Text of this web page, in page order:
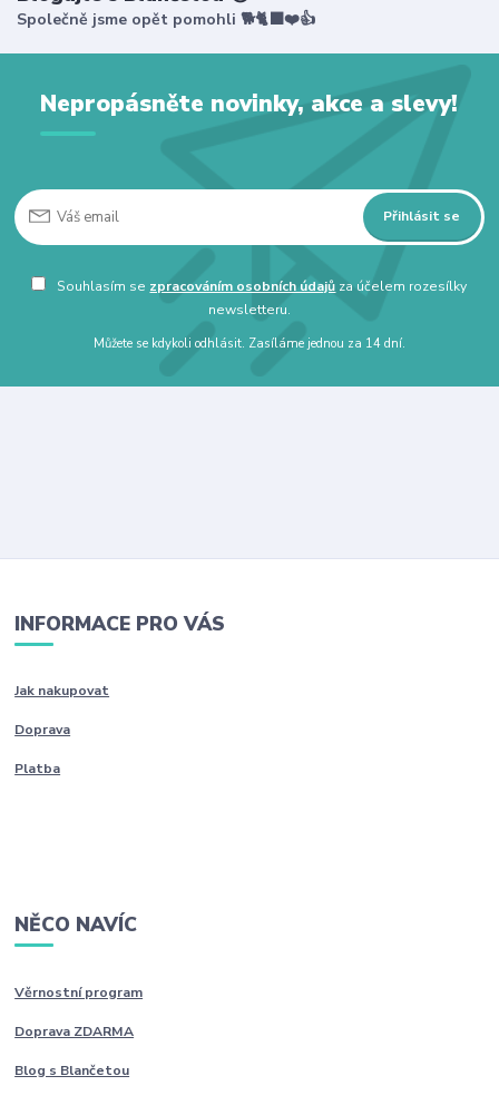
Společně jsme opět pomohli 🐕🐈‍⬛❤️👍
Nepropásněte novinky, akce a slevy!
Přihlásit se
Souhlasím se zpracováním osobních údajů za účelem rozesílky
newsletteru.
Můžete se kdykoli odhlásit. Zasíláme jednou za 14 dní.
INFORMACE PRO VÁS
Jak nakupovat
Doprava
Platba
NĚCO NAVÍC
Věrnostní program
Doprava ZDARMA
Blog s Blančetou